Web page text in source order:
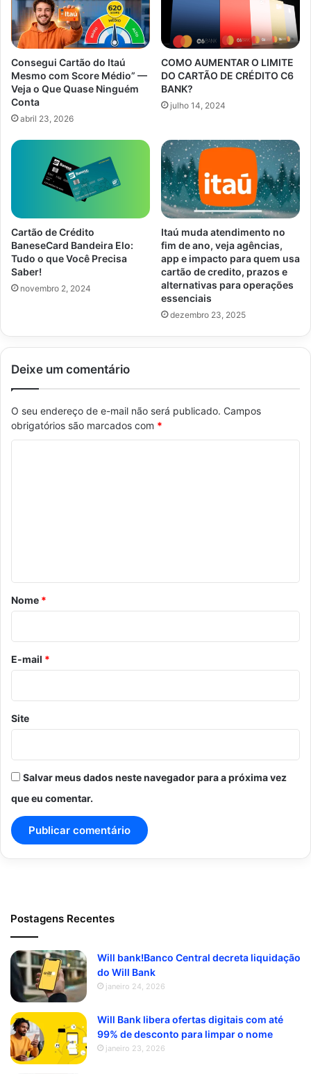
Consegui Cartão do Itaú
Mesmo com Score Médio” —
Veja o Que Quase Ninguém
Conta
abril 23, 2026
COMO AUMENTAR O LIMITE
DO CARTÃO DE CRÉDITO C6
BANK?
julho 14, 2024
Cartão de Crédito
BaneseCard Bandeira Elo:
Tudo o que Você Precisa
Saber!
novembro 2, 2024
Itaú muda atendimento no
fim de ano, veja agências,
app e impacto para quem usa
cartão de credito, prazos e
alternativas para operações
essenciais
dezembro 23, 2025
Deixe um comentário
O seu endereço de e-mail não será publicado. Campos
obrigatórios são marcados com *
r
i
o
*
Nome *
E-mail *
Site
Salvar meus dados neste navegador para a próxima vez
que eu comentar.
Postagens Recentes
Will bank!Banco Central decreta liquidação
do Will Bank
janeiro 24, 2026
Will Bank libera ofertas digitais com até
99% de desconto para limpar o nome
janeiro 23, 2026